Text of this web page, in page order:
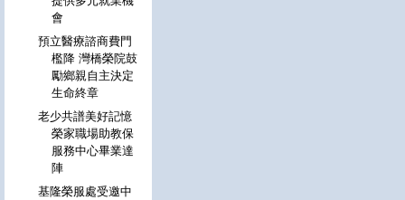
會
預立醫療諮商費門
檻降 灣橋榮院鼓
勵鄉親自主決定
生命終章
老少共譜美好記憶
榮家職場助教保
服務中心畢業達
陣
基隆榮服處受邀中